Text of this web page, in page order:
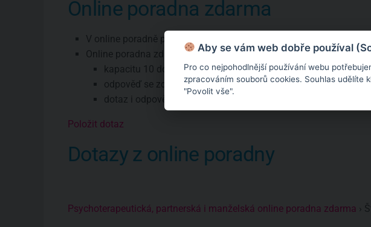
Online poradna zdarma
V online poradně poskytuji pouze všeobecné informace
Online poradna zdarma má omezení:
kapacitu 10 dotazů týdně
odpověď se zde objeví zhruba do týdne
dotaz i odpověď budou veřejné
Položit dotaz
Dotazy z online poradny
Psychoterapeutická, partnerská i manželská online poradna zdarma
Aby se vám web dobře používal
Pro co nejpohodlnější používání webu
zpracováním souborů cookies. Souhlas udělíte
"Povolit vše".